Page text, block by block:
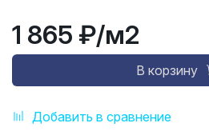
Добавить в сравнение
1 865 ₽/м2
В корзину